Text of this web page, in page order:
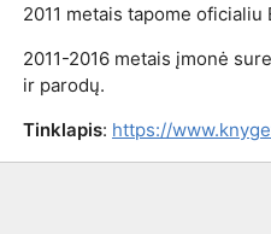
2011 metais tapome
2011-2016 metais įmonė
ir parodų.
Tinklapis: https://